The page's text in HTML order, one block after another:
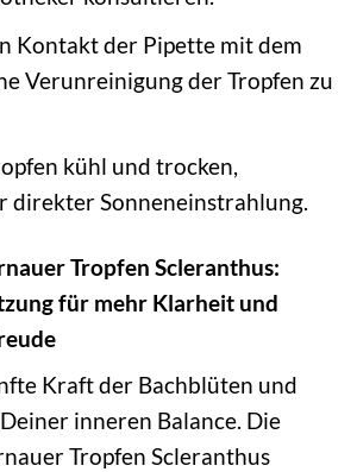
Kontakt der Pipette mit dem
Verunreinigung der Tropfen zu
kühl und trocken,
direkter Sonneneinstrahlung.
Tropfen Scleranthus:
für mehr Klarheit und
Kraft der Bachblüten und
inneren Balance. Die
Tropfen Scleranthus